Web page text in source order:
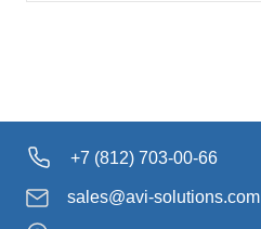
+7 (812) 703-00-66
sales@avi-solutions.com